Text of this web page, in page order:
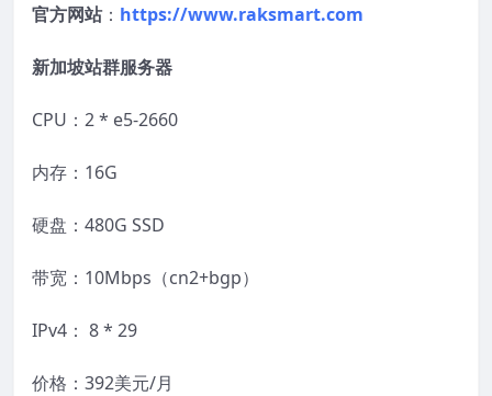
官方网站： https://www.raksmart.com
新加坡站群服务器
CPU：2 * e5-2660
内存：16G
硬盘：480G SSD
带宽：10Mbps（cn2+bgp）
IPv4： 8 * 29
价格：392美元/月